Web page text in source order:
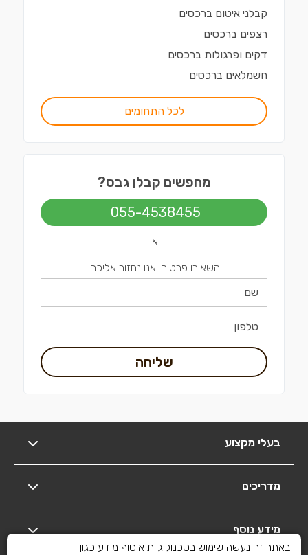
קבלני איטום ברכסים
רצפים ברכסים
דקים ופרגולות ברכסים
חשמלאים ברכסים
לכל התחומים
מחפשים קבלן גבס?
055-4538455
או
השאירו פרטים ואנו נחזור אליכם:
שליחה
בעלי מקצוע
מדריכים
מידע נוסף
באתר זה נעשה שימוש בטכנולוגיות איסוף מידע כגון